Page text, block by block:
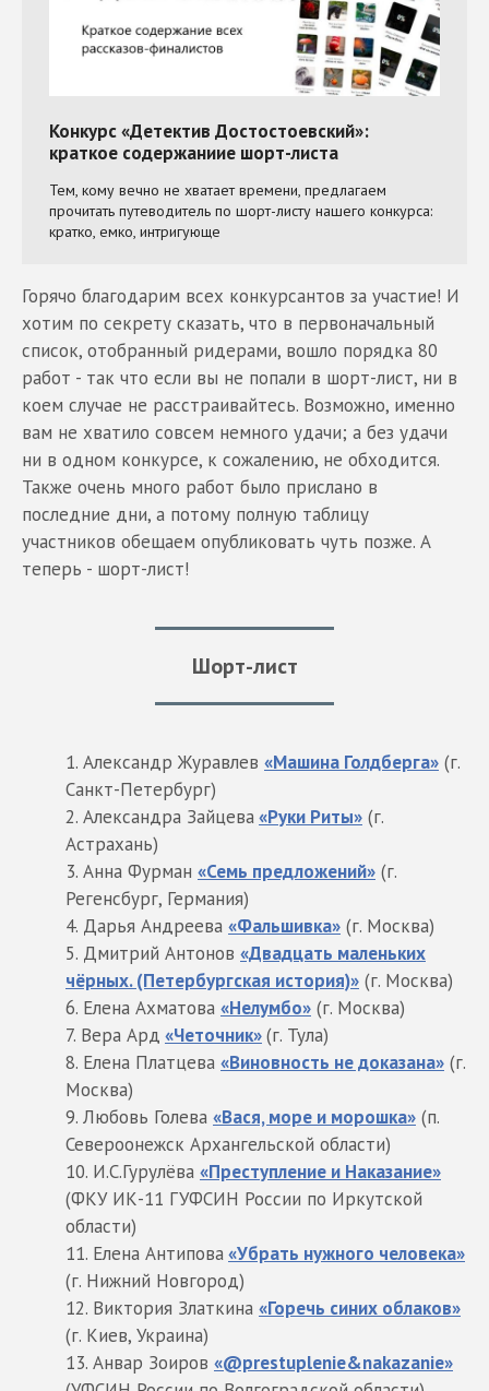
Горячо благодарим всех конкурсантов за участие! И
хотим по секрету сказать, что в первоначальный
список, отобранный ридерами, вошло порядка 80
работ - так что если вы не попали в шорт-лист, ни в
коем случае не расстраивайтесь. Возможно, именно
вам не хватило совсем немного удачи; а без удачи
ни в одном конкурсе, к сожалению, не обходится.
Также очень много работ было прислано в
последние дни, а потому полную таблицу
участников обещаем опубликовать чуть позже. А
теперь - шорт-лист!
Шорт-лист
Александр Журавлев «Машина Голдберга» (г.
Санкт-Петербург)
Александра Зайцева«Руки Риты» (г.
Астрахань)
Анна Фурман «Семь предложений» (г.
Регенсбург, Германия)
Дарья Андреева «Фальшивка» (г. Москва)
Дмитрий Антонов «Двадцать маленьких
чёрных. (Петербургская история)» (г. Москва)
Елена Ахматова «Нелумбо» (г. Москва)
Вера Ард «Четочник»(г. Тула)
Елена Платцева «Виновность не доказана» (г.
Москва)
Любовь Голева «Вася, море и морошка» (п.
Североонежск Архангельской области)
И.С.Гурулёва «Преступление и Наказание»
(ФКУ ИК-11 ГУФСИН России по Иркутской
области)
Елена Антипова«Убрать нужного человека»
(г. Нижний Новгород)
Виктория Златкина «Горечь синих облаков»
(г. Киев, Украина)
Анвар Зоиров «@prestuplenie&nakazanie»